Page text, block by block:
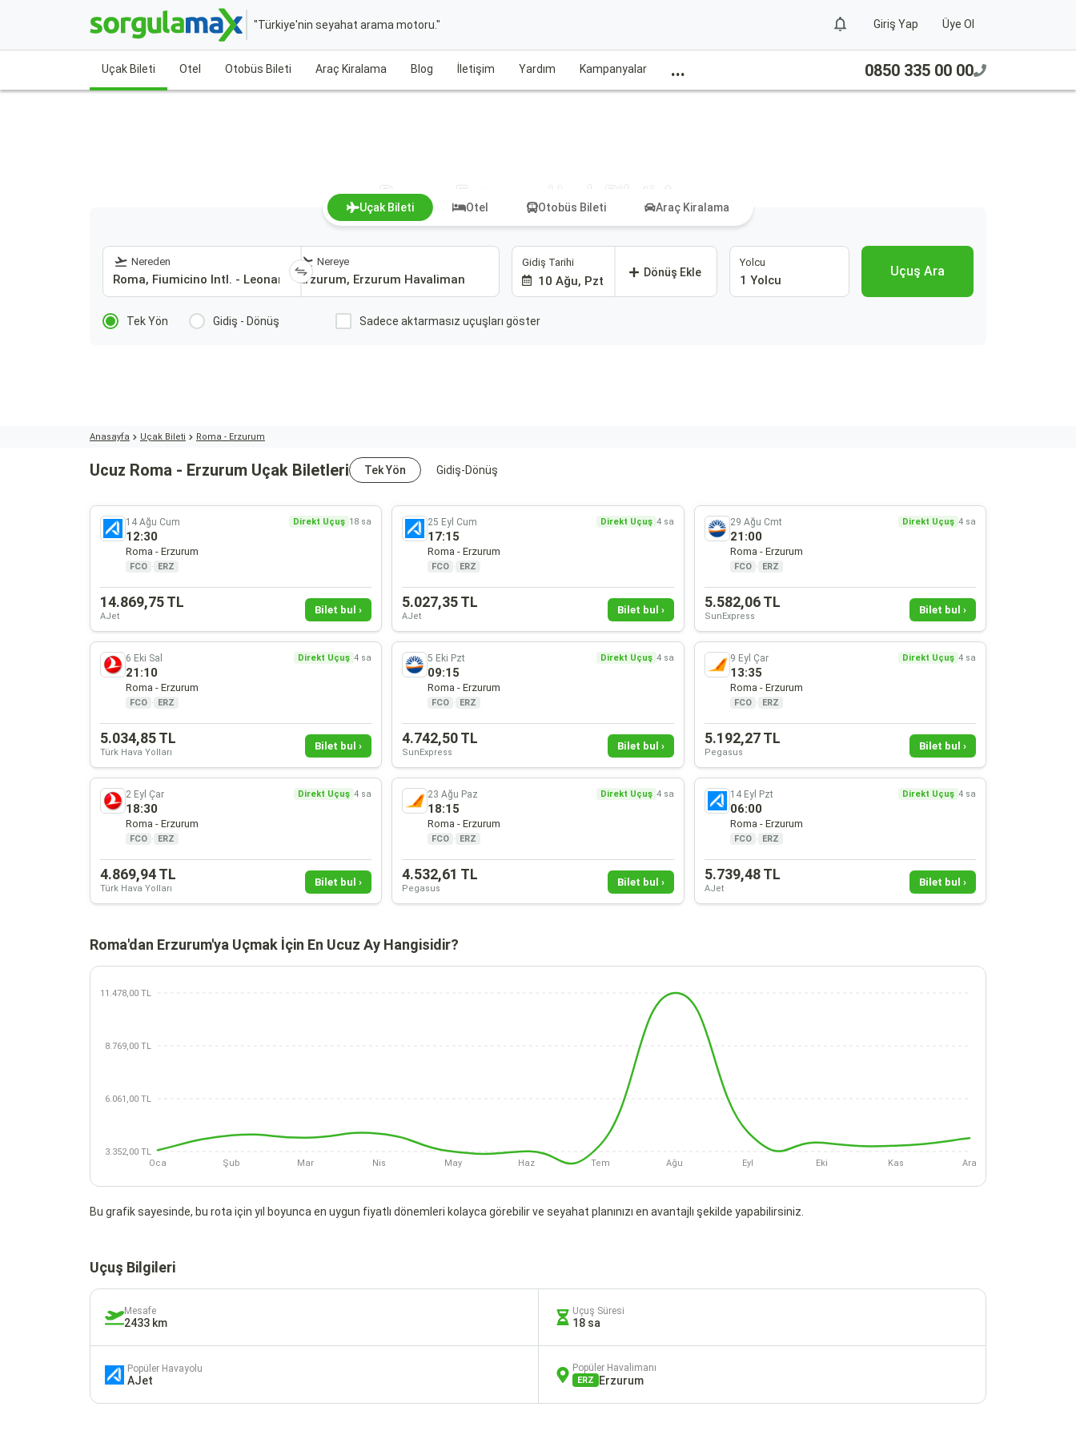
"Türkiye'nin seyahat arama motoru." Giriş Yap Üye Ol
Uçak Bileti Otel Otobüs Bileti Araç Kiralama Blog İletişim Yardım Kampanyalar ... 0850 335 00 00
Roma - Erzurum Uçak Bileti Ara
Uçak Bileti Otel Otobüs Bileti Araç Kiralama
Nereden Nereye Gidiş Tarihi
10 Ağu, Pzt
Dönüş Ekle
Yolcu
1 Yolcu
Uçuş Ara
Tek Yön Gidiş - Dönüş Sadece aktarmasız uçuşları göster
Anasayfa Uçak Bileti Roma - Erzurum
Ucuz Roma - Erzurum Uçak Biletleri Tek Yön Gidiş-Dönüş
14 Ağu Cum Direkt Uçuş 18 sa
12:30
Roma - Erzurum
FCO · ERZ
14.869,75 TL
AJet
Bilet bul ›
25 Eyl Cum Direkt Uçuş 4 sa
17:15
Roma - Erzurum
FCO · ERZ
5.027,35 TL
AJet
Bilet bul ›
29 Ağu Cmt Direkt Uçuş 4 sa
21:00
Roma - Erzurum
FCO · ERZ
5.582,06 TL
SunExpress
Bilet bul ›
6 Eki Sal Direkt Uçuş 4 sa
21:10
Roma - Erzurum
FCO · ERZ
5.034,85 TL
Türk Hava Yolları
Bilet bul ›
5 Eki Pzt Direkt Uçuş 4 sa
09:15
Roma - Erzurum
FCO · ERZ
4.742,50 TL
SunExpress
Bilet bul ›
9 Eyl Çar Direkt Uçuş 4 sa
13:35
Roma - Erzurum
FCO · ERZ
5.192,27 TL
Pegasus
Bilet bul ›
2 Eyl Çar Direkt Uçuş 4 sa
18:30
Roma - Erzurum
FCO · ERZ
4.869,94 TL
Türk Hava Yolları
Bilet bul ›
23 Ağu Paz Direkt Uçuş 4 sa
18:15
Roma - Erzurum
FCO · ERZ
4.532,61 TL
Pegasus
Bilet bul ›
14 Eyl Pzt Direkt Uçuş 4 sa
06:00
Roma - Erzurum
FCO · ERZ
5.739,48 TL
AJet
Bilet bul ›
Roma'dan Erzurum'ya Uçmak İçin En Ucuz Ay Hangisidir?
11.478,00 TL
8.769,00 TL
6.061,00 TL
3.352,00 TL
Oca
Şub Mar Nis May Haz Tem Ağu Eyl Eki Kas Ara
Bu grafik sayesinde, bu rota için yıl boyunca en uygun fiyatlı dönemleri kolayca görebilir ve seyahat planınızı en avantajlı şekilde yapabilirsiniz.
Uçuş Bilgileri
Mesafe
2433 km
Uçuş Süresi
18 sa
Popüler Havayolu
AJet
Popüler Havalimanı
ERZ Erzurum